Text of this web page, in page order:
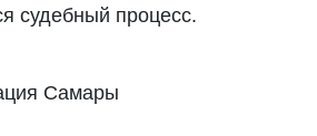
судебный процесс.
Самары